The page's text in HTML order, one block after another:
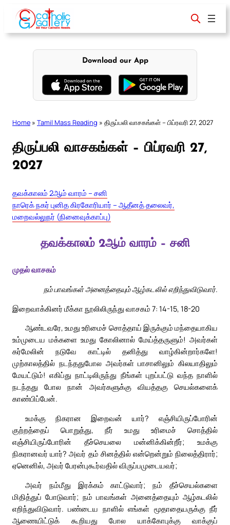
content
Download our App
Home » Tamil Mass Reading » திருப்பலி வாசகங்கள் – பிப்ரவரி 27, 2027
திருப்பலி வாசகங்கள் – பிப்ரவரி 27,
2027
தவக்காலம் 2ஆம் வாரம் – சனி
நாரெக் நகர் புனித கிரகோரியார் – ஆதீனத் தலைவர்,
மறைவல்லுநர் (நினைவுக்காப்பு)
தவக்காலம் 2ஆம் வாரம் – சனி
முதல் வாசகம்
நம் பாவங்கள் அனைத்தையும் ஆழ்கடலில் எறிந்துவிடுவார்.
இறைவாக்கினர் மீக்கா நூலிலிருந்து வாசகம் 7: 14-15, 18-20
ஆண்டவரே, உமது உரிமைச் சொத்தாய் இருக்கும் மந்தையாகிய
உம்முடைய மக்களை உமது கோலினால் மேய்த்தருளும்! அவர்கள்
கர்மேலின் நடுவே காட்டில் தனித்து வாழ்கின்றார்களே!
முற்காலத்தில் நடந்ததுபோல அவர்கள் பாசானிலும் கிலயாதிலும்
மேயட்டும்! எகிப்து நாட்டிலிருந்து நீங்கள் புறப்பட்டு வந்த நாளில்
நடந்தது போல நான் அவர்களுக்கு வியத்தகு செயல்களைக்
காண்பிப்பேன்.
உமக்கு நிகரான இறைவன் யார்? எஞ்சியிருப்போரின்
குற்றத்தைப் பொறுத்து, நீர் உமது உரிமைச் சொத்தில்
எஞ்சியிருப்போரின் தீச்செயலை மன்னிக்கின்றீர்; உமக்கு
நிகரானவர் யார்? அவர் தம் சினத்தில் என்றென்றும் நிலைத்திரார்;
ஏனெனில், அவர் பேரன்புகூர்வதில் விருப்பமுடையவர்;
அவர் நம்மீது இரக்கம் காட்டுவார்; நம் தீச்செயல்களை
மிதித்துப் போடுவார்; நம் பாவங்கள் அனைத்தையும் ஆழ்கடலில்
எறிந்துவிடுவார். பண்டைய நாளில் எங்கள் மூதாதையருக்கு நீர்
ஆணையிட்டுக் கூறியது போல யாக்கோபுக்கு வாக்குப்